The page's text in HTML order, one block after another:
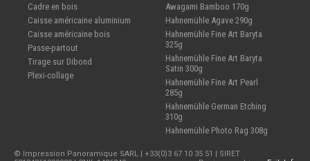
Cadre en bois
Caisse américaine aluminium
Caisse américaine bois
Passe-partout
Tirage sur Dibond
Plexi-collage
Awagami Bamboo 170g
Hahnemühle Agave 290g
Hahnemühle Fine Art Baryta
325g
Hahnemühle Fine Art Baryta
Satin 300g
Hahnemühle Fine Art Pearl
285g
Hahnemühle German Etching
310g
Hahnemühle Photo Rag 308g
© Impression Panoramique SARL | +33(0)3 67 10 35 51 | SIRET